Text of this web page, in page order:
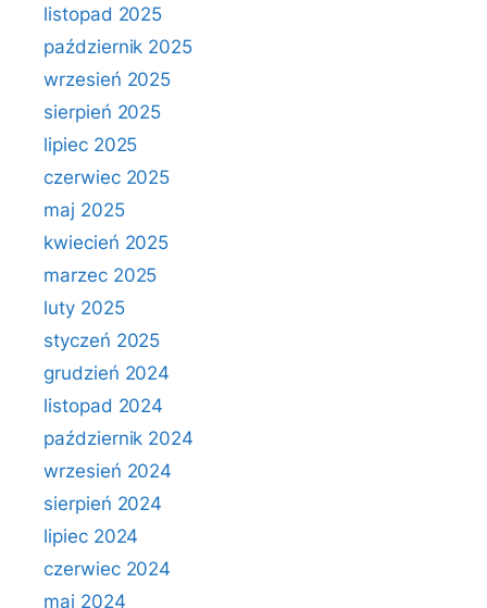
listopad 2025
październik 2025
wrzesień 2025
sierpień 2025
lipiec 2025
czerwiec 2025
maj 2025
kwiecień 2025
marzec 2025
luty 2025
styczeń 2025
grudzień 2024
listopad 2024
październik 2024
wrzesień 2024
sierpień 2024
lipiec 2024
czerwiec 2024
maj 2024